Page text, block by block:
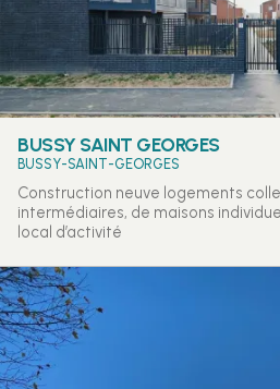
BUSSY SAINT GEORGES
BUSSY-SAINT-GEORGES
Construction neuve logements
intermédiaires, de maisons
local d’activité